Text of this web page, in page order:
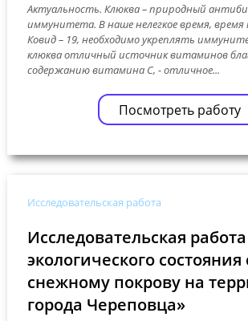
Актуальность. Клюква – природный
иммунитета. В наше нелегкое время, время
Ковид – 19, необходимо укреплять
клюква отличный источник витаминов
содержанию витамина С, - отличное...
Посмотреть работу
Исследовательская работа
Исследовательская
экологического
снежному покрову на
города Череповца»